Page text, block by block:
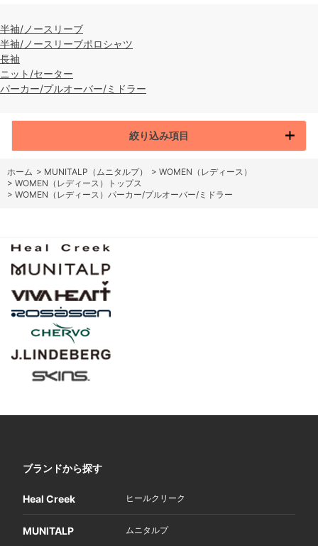
半袖/ノースリーブ
半袖/ノースリーブポロシャツ
長袖
ニット/セーター
パーカー/プルオーバー/ミドラー
絞り込み項目
ホーム > MUNITALP（ムニタルプ） > WOMEN（レディース）
> WOMEN（レディース）トップス
> WOMEN（レディース）パーカー/プルオーバー/ミドラー
ブランドから探す
Heal Creek ヒールクリーク
MUNITALP ムニタルプ